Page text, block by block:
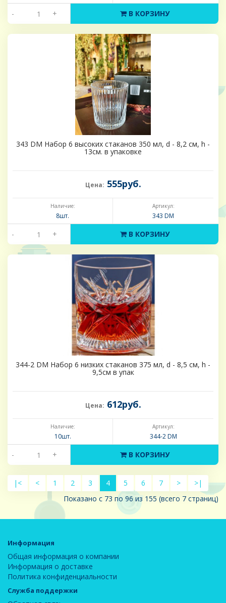
- + В КОРЗИНУ
343 DM Набор 6 высоких стаканов 350 мл, d - 8,2 см, h -
13см. в упаковке
Цена: 555руб.
Наличие:
8шт.
Артикул:
343 DM
- + В КОРЗИНУ
344-2 DM Набор 6 низких стаканов 375 мл, d - 8,5 см, h -
9,5см в упак
Цена: 612руб.
Наличие:
10шт.
Артикул:
344-2 DM
- + В КОРЗИНУ
|< < 1 2 3 4 5 6 7 >
>|
Показано с 73 по 96 из 155 (всего 7 страниц)
Информация
Общая информация о компании
Информация о доставке
Политика конфиденциальности
Служба поддержки